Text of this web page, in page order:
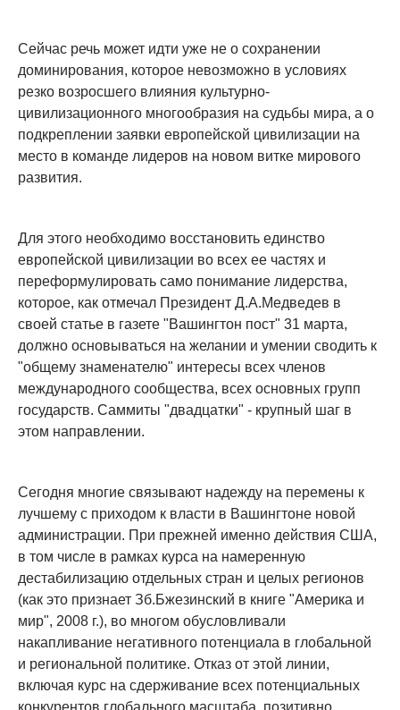
Сейчас речь может идти уже не о сохранении
доминирования, которое невозможно в условиях
резко возросшего влияния культурно-
цивилизационного многообразия на судьбы мира, а о
подкреплении заявки европейской цивилизации на
место в команде лидеров на новом витке мирового
развития.
Для этого необходимо восстановить единство
европейской цивилизации во всех ее частях и
переформулировать само понимание лидерства,
которое, как отмечал Президент Д.А.Медведев в
своей статье в газете "Вашингтон пост" 31 марта,
должно основываться на желании и умении сводить к
"общему знаменателю" интересы всех членов
международного сообщества, всех основных групп
государств. Саммиты "двадцатки" - крупный шаг в
этом направлении.
Сегодня многие связывают надежду на перемены к
лучшему с приходом к власти в Вашингтоне новой
администрации. При прежней именно действия США,
в том числе в рамках курса на намеренную
дестабилизацию отдельных стран и целых регионов
(как это признает Зб.Бжезинский в книге "Америка и
мир", 2008 г.), во многом обусловливали
накапливание негативного потенциала в глобальной
и региональной политике. Отказ от этой линии,
включая курс на сдерживание всех потенциальных